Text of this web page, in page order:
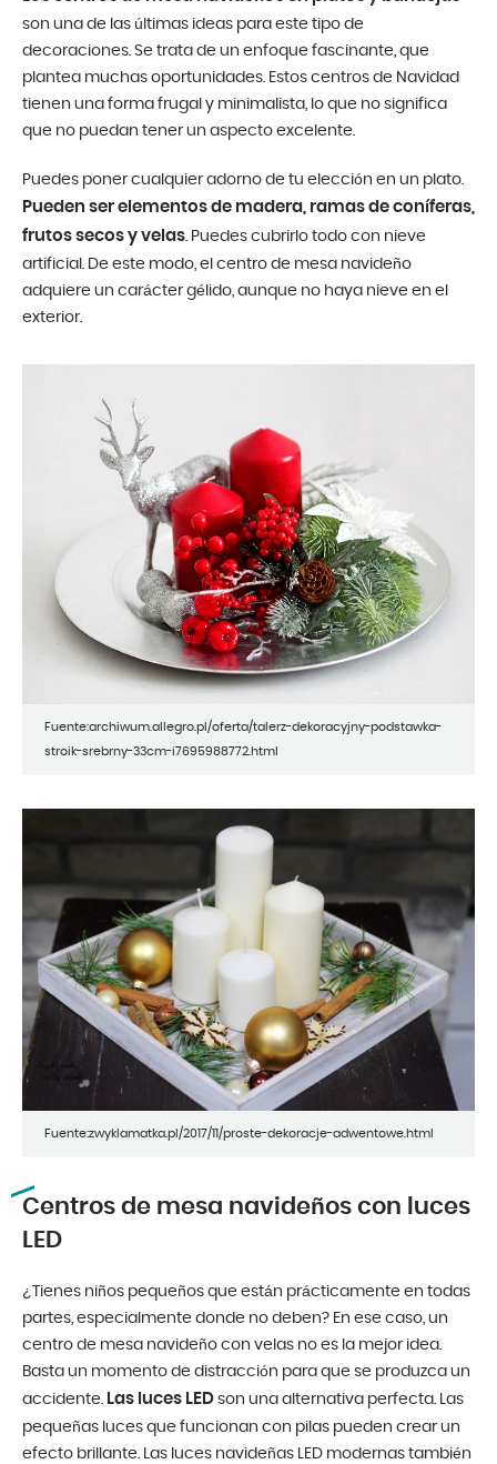
son una de las últimas ideas para este tipo de
decoraciones. Se trata de un enfoque fascinante, que
plantea muchas oportunidades. Estos centros de Navidad
tienen una forma frugal y minimalista, lo que no significa
que no puedan tener un aspecto excelente.
Puedes poner cualquier adorno de tu elección en un plato.
Pueden ser elementos de madera, ramas de coníferas,
frutos secos y velas. Puedes cubrirlo todo con nieve
artificial. De este modo, el centro de mesa navideño
adquiere un carácter gélido, aunque no haya nieve en el
exterior.
Fuente:archiwum.allegro.pl/oferta/talerz-dekoracyjny-podstawka-
stroik-srebrny-33cm-i7695988772.html
Fuente:zwyklamatka.pl/2017/11/proste-dekoracje-adwentowe.html
Centros de mesa navideños con luces
LED
¿Tienes niños pequeños que están prácticamente en todas
partes, especialmente donde no deben? En ese caso, un
centro de mesa navideño con velas no es la mejor idea.
Basta un momento de distracción para que se produzca un
accidente. Las luces LED son una alternativa perfecta. Las
pequeñas luces que funcionan con pilas pueden crear un
efecto brillante. Las luces navideñas LED modernas también